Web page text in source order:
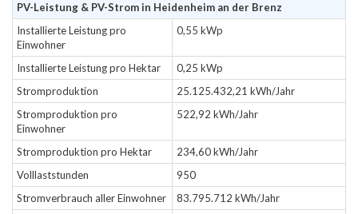
PV-Leistung & PV-Strom in Heidenheim an der Brenz
Installierte Leistung pro
Einwohner
0,55 kWp
Installierte Leistung pro Hektar
0,25 kWp
Stromproduktion
25.125.432,21 kWh/Jahr
Stromproduktion pro
Einwohner
522,92 kWh/Jahr
Stromproduktion pro Hektar
234,60 kWh/Jahr
Volllaststunden
950
Stromverbrauch aller Einwohner
83.795.712 kWh/Jahr